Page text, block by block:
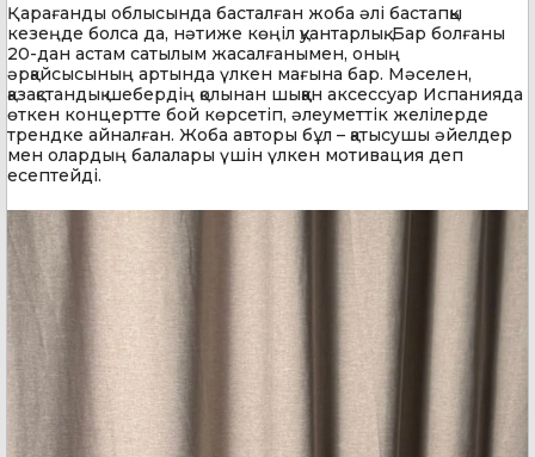
Қарағанды облысында басталған жоба әлі бастапқы
кезеңде болса да, нәтиже көңіл қуантарлық. Бар болғаны
20-дан астам сатылым жасалғанымен, оның
әрқайсысының артында үлкен мағына бар. Мәселен,
қазақстандық шебердің қолынан шыққан аксессуар Испанияда
өткен концертте бой көрсетіп, әлеуметтік желілерде
трендке айналған. Жоба авторы бұл – қатысушы әйелдер
мен олардың балалары үшін үлкен мотивация деп
есептейді.